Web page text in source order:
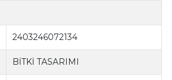
2403246072134
BİTKİ TASARIMI